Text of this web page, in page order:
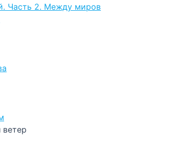
Часть 2. Между миров
ветер